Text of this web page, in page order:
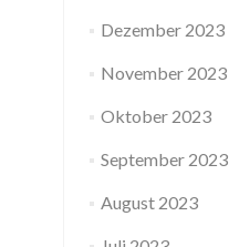
Dezember 2023
November 2023
Oktober 2023
September 2023
August 2023